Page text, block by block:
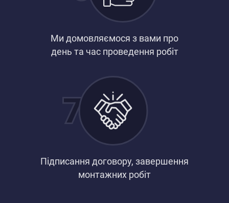
Ми домовляємося з вами про
день та час проведення робіт
Підписання договору, завершення
монтажних робіт